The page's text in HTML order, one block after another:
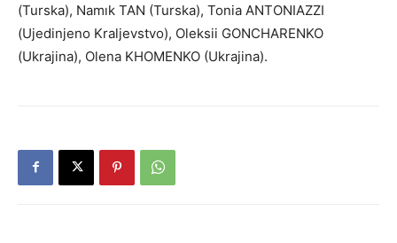
(Turska), Namık TAN (Turska), Tonia ANTONIAZZI
(Ujedinjeno Kraljevstvo), Oleksii GONCHARENKO
(Ukrajina), Olena KHOMENKO (Ukrajina).